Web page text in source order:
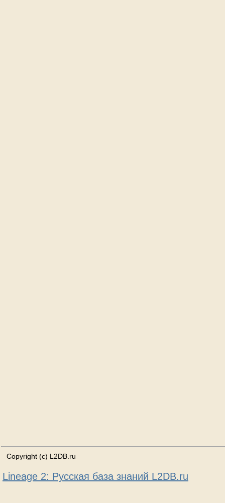
Copyright (c) L2DB.ru
Lineage 2: Русская база знаний L2DB.ru